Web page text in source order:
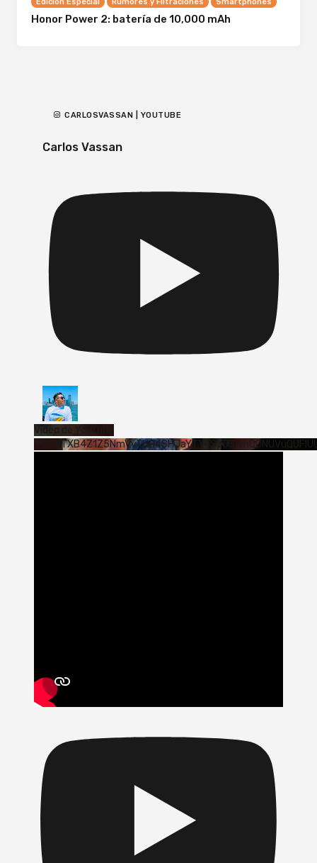
Edición Especial Rumores y Filtraciones Smartphones
Honor Power 2: batería de 10,000 mAh
CARLOSVASSAN | YOUTUBE
Carlos Vassan
Vídeo de YouTube